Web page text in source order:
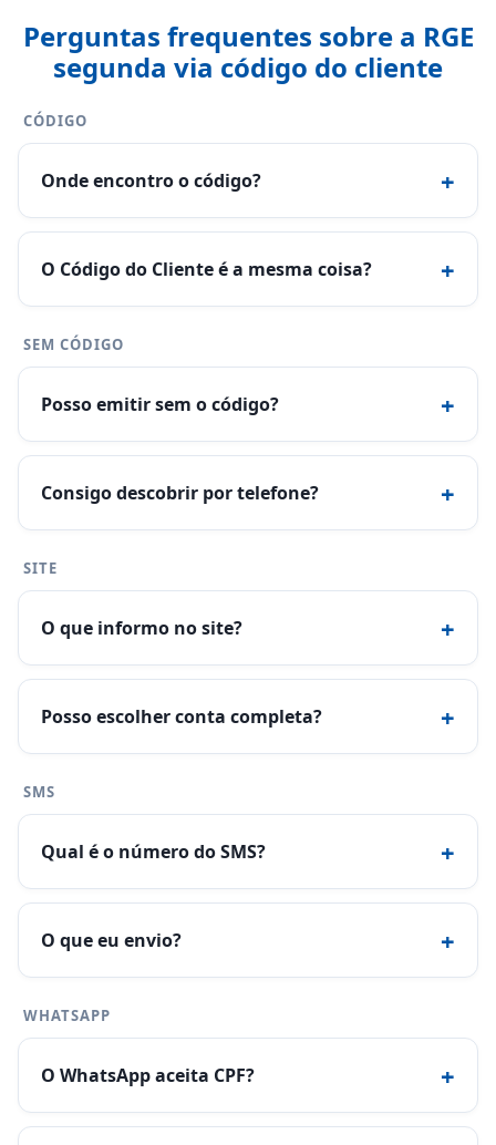
Perguntas frequentes sobre a RGE
segunda via código do cliente
CÓDIGO
Onde encontro o código? +
O Código do Cliente é a mesma coisa? +
SEM CÓDIGO
Posso emitir sem o código? +
Consigo descobrir por telefone? +
SITE
O que informo no site? +
Posso escolher conta completa? +
SMS
Qual é o número do SMS? +
O que eu envio? +
WHATSAPP
O WhatsApp aceita CPF? +